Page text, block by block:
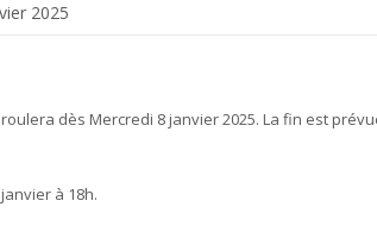
2025
dès Mercredi 8 janvier 2025. La fin est
à 18h.